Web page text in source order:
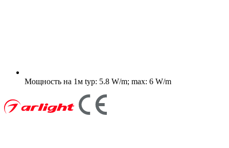
Мощность на 1м typ: 5.8 W/m; max: 6 W/m